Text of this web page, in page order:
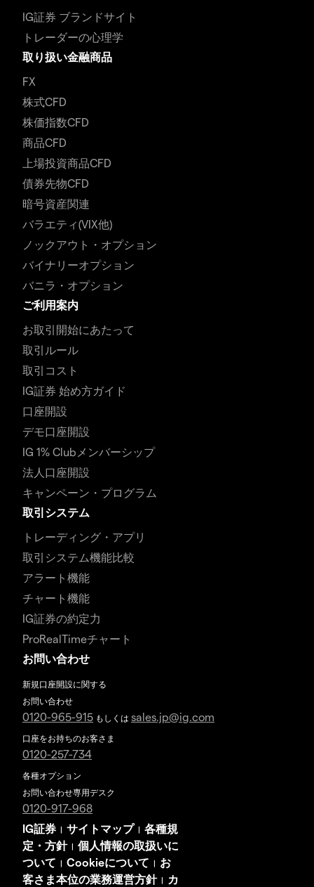
IG証券 ブランドサイト
トレーダーの心理学
取り扱い金融商品
FX
株式CFD
株価指数CFD
商品CFD
上場投資商品CFD
債券先物CFD
暗号資産関連
バラエティ(VIX他)
ノックアウト・オプション
バイナリーオプション
バニラ・オプション
ご利用案内
お取引開始にあたって
取引ルール
取引コスト
IG証券 始め方ガイド
口座開設
デモ口座開設
IG 1% Clubメンバーシップ
法人口座開設
キャンペーン・プログラム
取引システム
トレーディング・アプリ
取引システム機能比較
アラート機能
チャート機能
IG証券の約定力
ProRealTimeチャート
お問い合わせ
新規口座開設に関する
お問い合わせ
0120-965-915 もしくは sales.jp@ig.com
口座をお持ちのお客さま
0120-257-734
各種オプション
お問い合わせ専用デスク
0120-917-968
IG証券 | サイトマップ | 各種規
定・方針| 個人情報の取扱いに
ついて | Cookieについて | お
客さま本位の業務運営方針|
カ